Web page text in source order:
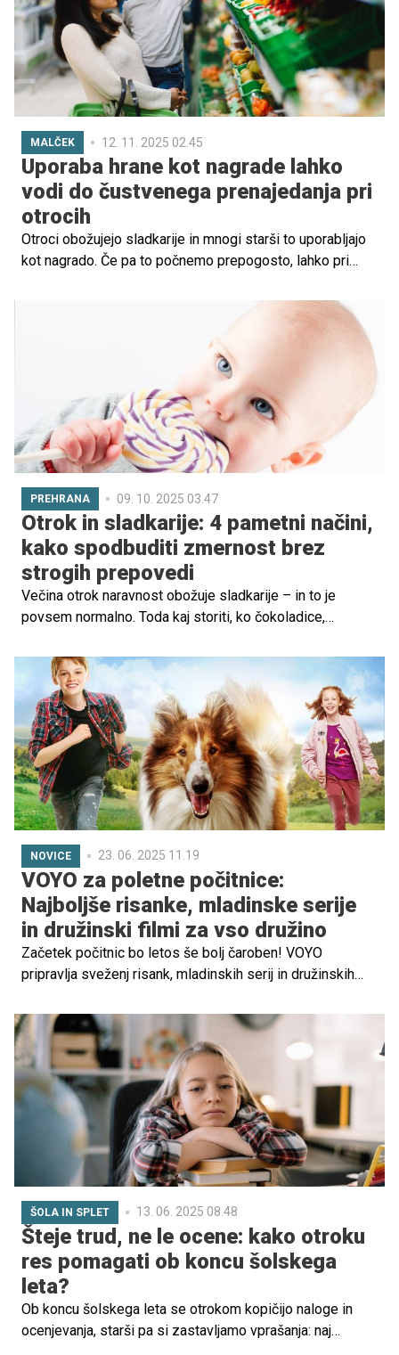
MALČEK 12. 11. 2025 02.45
Uporaba hrane kot nagrade lahko
vodi do čustvenega prenajedanja pri
otrocih
Otroci obožujejo sladkarije in mnogi starši to uporabljajo
kot nagrado. Če pa to počnemo prepogosto, lahko pri
PREHRANA 09. 10. 2025 03.47
Otrok in sladkarije: 4 pametni načini,
kako spodbuditi zmernost brez
strogih prepovedi
Večina otrok naravnost obožuje sladkarije – in to je
povsem normalno. Toda kaj storiti, ko čokoladice,
otrok preprosto ne more nehati misliti na sladko?
NOVICE 23. 06. 2025 11.19
VOYO za poletne počitnice:
Najboljše risanke, mladinske serije
in družinski filmi za vso družino
Začetek počitnic bo letos še bolj čaroben! VOYO
pripravlja sveženj risank, mladinskih serij in družinskih
Poglejte, kaj vse čaka na vas!
ŠOLA IN SPLET 13. 06. 2025 08.48
Šteje trud, ne le ocene: kako otroku
res pomagati ob koncu šolskega
leta?
Ob koncu šolskega leta se otrokom kopičijo naloge in
ocenjevanja, starši pa si zastavljamo vprašanja: naj